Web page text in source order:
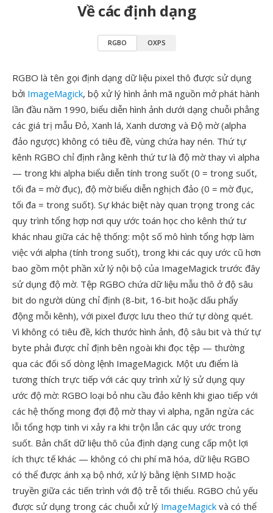
Về các định dạng
RGBO OXPS
RGBO là tên gọi định dạng dữ liệu pixel thô được sử dụng
bởi ImageMagick, bộ xử lý hình ảnh mã nguồn mở phát hành
lần đầu năm 1990, biểu diễn hình ảnh dưới dạng chuỗi phẳng
các giá trị mẫu Đỏ, Xanh lá, Xanh dương và Độ mờ (alpha
đảo ngược) không có tiêu đề, vùng chứa hay nén. Thứ tự
kênh RGBO chỉ định rằng kênh thứ tư là độ mờ thay vì alpha
— trong khi alpha biểu diễn tính trong suốt (0 = trong suốt,
tối đa = mờ đục), độ mờ biểu diễn nghịch đảo (0 = mờ đục,
tối đa = trong suốt). Sự khác biệt này quan trọng trong các
quy trình tổng hợp nơi quy ước toán học cho kênh thứ tư
khác nhau giữa các hệ thống: một số mô hình tổng hợp làm
việc với alpha (tính trong suốt), trong khi các quy ước cũ hơn
bao gồm một phần xử lý nội bộ của ImageMagick trước đây
sử dụng độ mờ. Tệp RGBO chứa dữ liệu mẫu thô ở độ sâu
bit do người dùng chỉ định (8-bit, 16-bit hoặc dấu phẩy
động mỗi kênh), với pixel được lưu theo thứ tự dòng quét.
Vì không có tiêu đề, kích thước hình ảnh, độ sâu bit và thứ tự
byte phải được chỉ định bên ngoài khi đọc tệp — thường
qua các đối số dòng lệnh ImageMagick. Một ưu điểm là
tương thích trực tiếp với các quy trình xử lý sử dụng quy
ước độ mờ: RGBO loại bỏ nhu cầu đảo kênh khi giao tiếp với
các hệ thống mong đợi độ mờ thay vì alpha, ngăn ngừa các
lỗi tổng hợp tinh vi xảy ra khi trộn lẫn các quy ước trong
suốt. Bản chất dữ liệu thô của định dạng cung cấp một lợi
ích thực tế khác — không có chi phí mã hóa, dữ liệu RGBO
có thể được ánh xạ bộ nhớ, xử lý bằng lệnh SIMD hoặc
truyền giữa các tiến trình với độ trễ tối thiểu. RGBO chủ yếu
được sử dụng trong các chuỗi xử lý ImageMagick và có thể